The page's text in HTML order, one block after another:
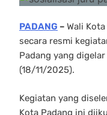
PADANG – Wali
secara resmi
Padang yang
(18/11/2025).
Kegiatan yang
Kota Padang ini